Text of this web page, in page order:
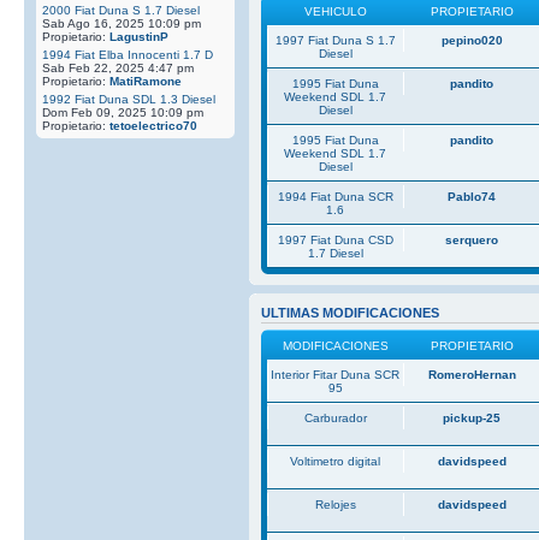
2000 Fiat Duna S 1.7 Diesel
Sab Ago 16, 2025 10:09 pm
Propietario: LagustinP
1994 Fiat Elba Innocenti 1.7 D
Sab Feb 22, 2025 4:47 pm
Propietario: MatiRamone
1992 Fiat Duna SDL 1.3 Diesel
Dom Feb 09, 2025 10:09 pm
Propietario: tetoelectrico70
VEHICULO PROPIETARIO
1997 Fiat Duna S 1.7
Diesel
pepino020
1995 Fiat Duna
Weekend SDL 1.7
Diesel
pandito
1995 Fiat Duna
Weekend SDL 1.7
Diesel
pandito
1994 Fiat Duna SCR
1.6
Pablo74
1997 Fiat Duna CSD
1.7 Diesel
serquero
ULTIMAS MODIFICACIONES
MODIFICACIONES PROPIETARIO
Interior Fitar Duna SCR
95
RomeroHernan
Carburador pickup-25
Voltimetro digital davidspeed
Relojes davidspeed